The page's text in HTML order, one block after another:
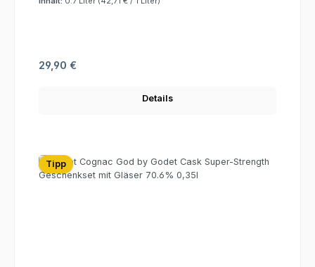
Regulärer Preis:
29,90 €
Details
Tipp